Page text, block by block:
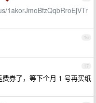
1akorJmoBfzQqbRroEjVTr
16
17
券了，等下个月 1 号再买纸